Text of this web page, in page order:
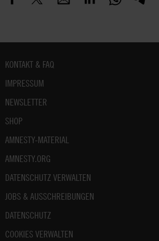
Fußbereich
KONTAKT & FAQ
IMPRESSUM
NEWSLETTER
SHOP
AMNESTY-MATERIAL
AMNESTY.ORG
DATENSCHUTZ VERWALTEN
JOBS & AUSSCHREIBUNGEN
DATENSCHUTZ
COOKIES VERWALTEN